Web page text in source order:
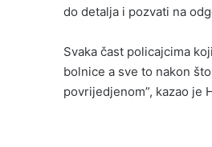
do detalja i pozvati na
Svaka čast policajcima
bolnice a sve to nakon
povrijedjenom”, kazao je